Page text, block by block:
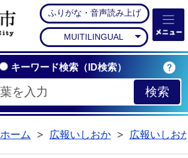
石岡市公式ホームペー
ふりがな・音声読み上げ
MUITILINGUAL
キーワード検索（ID検索）
ホーム
広報いしおか
広報いしお